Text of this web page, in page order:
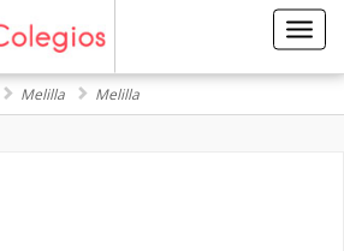
Melilla Melilla